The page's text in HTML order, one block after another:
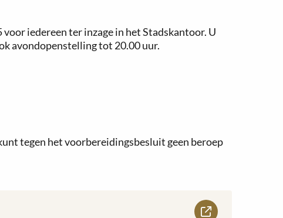
iedereen ter inzage in het Stadskantoor. U
avondopenstelling tot 20.00 uur.
tegen het voorbereidingsbesluit geen beroep